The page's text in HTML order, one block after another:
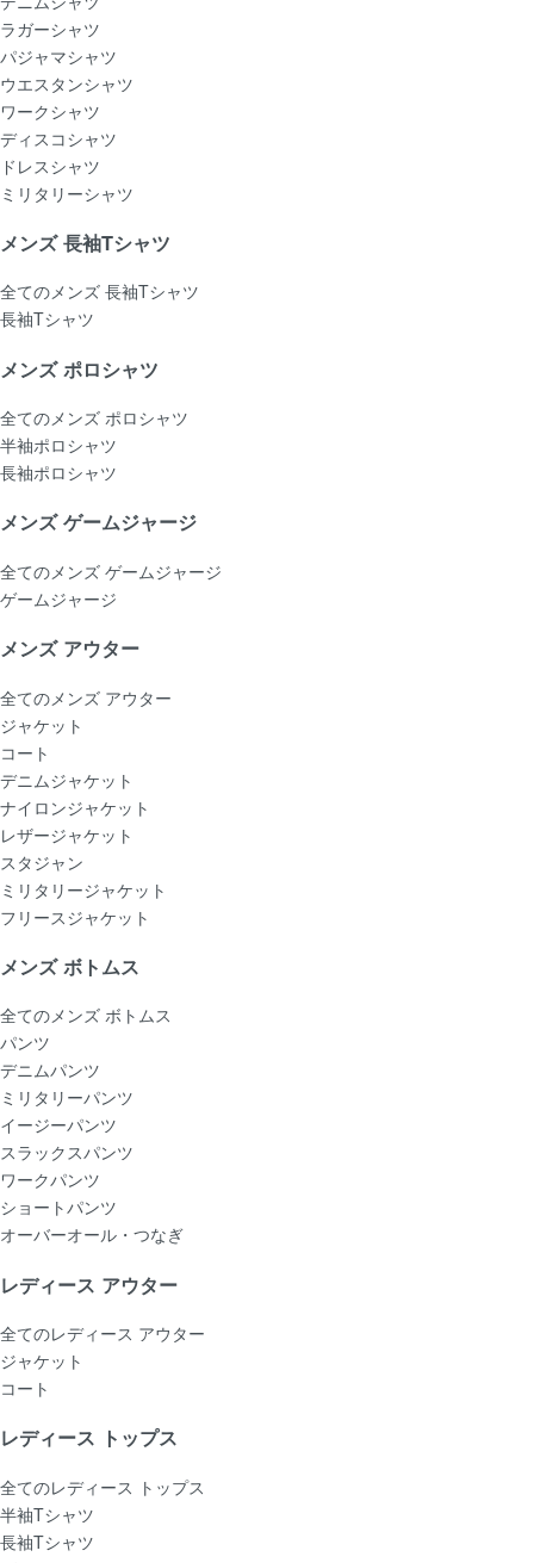
ラガーシャツ
パジャマシャツ
ウエスタンシャツ
ワークシャツ
ディスコシャツ
ドレスシャツ
ミリタリーシャツ
メンズ 長袖Tシャツ
全てのメンズ 長袖Tシャツ
長袖Tシャツ
メンズ ポロシャツ
全てのメンズ ポロシャツ
半袖ポロシャツ
長袖ポロシャツ
メンズ ゲームジャージ
全てのメンズ ゲームジャージ
ゲームジャージ
メンズ アウター
全てのメンズ アウター
ジャケット
コート
デニムジャケット
ナイロンジャケット
レザージャケット
スタジャン
ミリタリージャケット
フリースジャケット
メンズ ボトムス
全てのメンズ ボトムス
パンツ
デニムパンツ
ミリタリーパンツ
イージーパンツ
スラックスパンツ
ワークパンツ
ショートパンツ
オーバーオール・つなぎ
レディース アウター
全てのレディース アウター
ジャケット
コート
レディース トップス
全てのレディース トップス
半袖Tシャツ
長袖Tシャツ